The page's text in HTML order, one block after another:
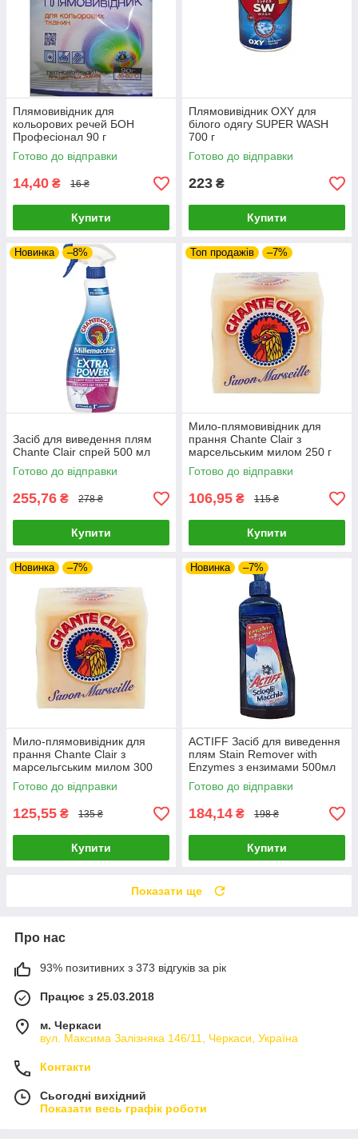
Плямовивідник для
кольорових речей БОН
Професіонал 90 г
Готово до відправки
14,40 ₴ 16 ₴
Купити
Плямовивідник OXY для
білого одягу SUPER WASH
700 г
Готово до відправки
223 ₴
Купити
Новинка –8%
Засіб для виведення плям
Chante Clair спрей 500 мл
Готово до відправки
255,76 ₴ 278 ₴
Купити
Топ продажів –7%
Мило-плямовивідник для
прання Chante Clair з
марсельським милом 250 г
Готово до відправки
106,95 ₴ 115 ₴
Купити
Новинка –7%
Мило-плямовивідник для
прання Chante Clair з
марсельгським милом 300
Готово до відправки
125,55 ₴ 135 ₴
Купити
Новинка –7%
ACTIFF Засіб для виведення
плям Stain Remover with
Enzymes з ензимами 500мл
Готово до відправки
184,14 ₴ 198 ₴
Купити
Показати ще
Про нас
93% позитивних з 373 відгуків за рік
Працює з 25.03.2018
м. Черкаси
вул. Максима Залізняка 146/11, Черкаси, Україна
Контакти
Сьогодні вихідний
Показати весь графік роботи